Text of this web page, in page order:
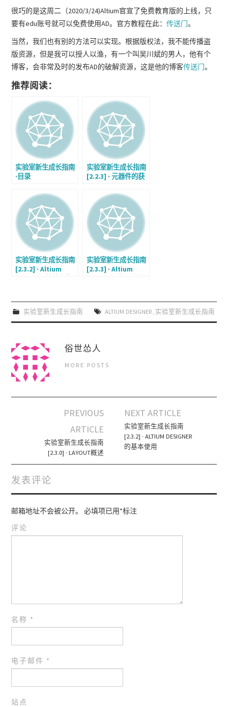
很巧的是这周二（2020/3/24)Altium官宣了免费教育版的上线，只
要有edu账号就可以免费使用AD。官方教程在此：传送门。
当然，我们也有别的方法可以实现。根据版权法，我不能传播盗
版资源，但是我可以授人以渔，有一个叫吴川斌的男人，他有个
博客，会非常及时的发布AD的破解资源，这是他的博客传送门。
推荐阅读：
实验室新生成长指南
·目录
实验室新生成长指南
[2.2.3] · 元器件的获
实验室新生成长指南
[2.3.2] · Altium
实验室新生成长指南
[2.3.3] · Altium
实验室新生成长指南 ALTIUM DESIGNER 实验室新生成长指南
俗世怂人
MORE POSTS
Post navigation
PREVIOUS
ARTICLE
实验室新生成长指南
[2.3.0] · LAYOUT概述
NEXT ARTICLE
实验室新生成长指南
[2.3.2] · ALTIUM DESIGNER
的基本使用
发表评论
邮箱地址不会被公开。 必填项已用*标注
评论
名称 *
电子邮件 *
站点